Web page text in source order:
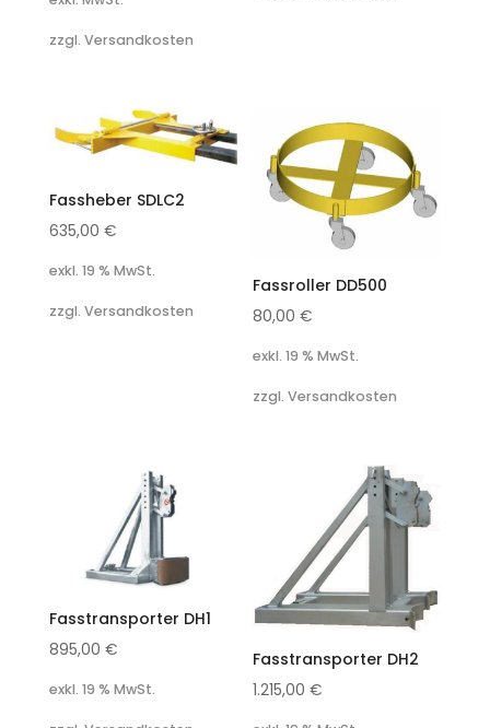
zzgl. Versandkosten
Fassheber SDLC2
635,00 €
exkl. 19 % MwSt.
zzgl. Versandkosten
Fassroller DD500
80,00€
exkl. 19 % MwSt.
zzgl. Versandkosten
Fasstransporter DH1
895,00 €
exkl. 19 % MwSt.
Fasstransporter DH2
1.215,00€